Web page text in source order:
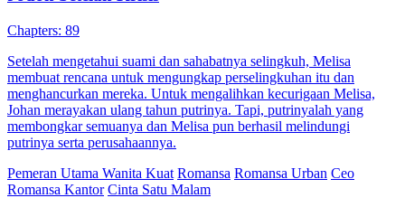
Chapters: 89
Setelah mengetahui suami dan sahabatnya selingkuh, Melisa
membuat rencana untuk mengungkap perselingkuhan itu dan
menghancurkan mereka. Untuk mengalihkan kecurigaan Melisa,
Johan merayakan ulang tahun putrinya. Tapi, putrinyalah yang
membongkar semuanya dan Melisa pun berhasil melindungi
putrinya serta perusahaannya.
Pemeran Utama Wanita Kuat Romansa Romansa Urban Ceo
Romansa Kantor Cinta Satu Malam